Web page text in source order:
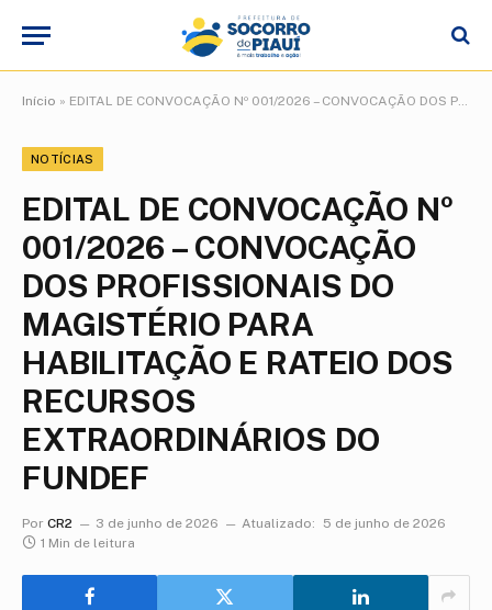
Início » EDITAL DE CONVOCAÇÃO Nº 001/2026 – CONVOCAÇÃO DOS PROFISSIONAIS DO MAGISTÉRIO PARA HABILITAÇÃO E RATEIO DOS RECURSOS EXTRAORDINÁRIOS DO FUNDEF
NOTÍCIAS
EDITAL DE CONVOCAÇÃO Nº
001/2026 – CONVOCAÇÃO
DOS PROFISSIONAIS DO
MAGISTÉRIO PARA
HABILITAÇÃO E RATEIO DOS
RECURSOS
EXTRAORDINÁRIOS DO
FUNDEF
Por CR2 3 de junho de 2026 Atualizado:
5 de junho de 2026
1 Min de leitura